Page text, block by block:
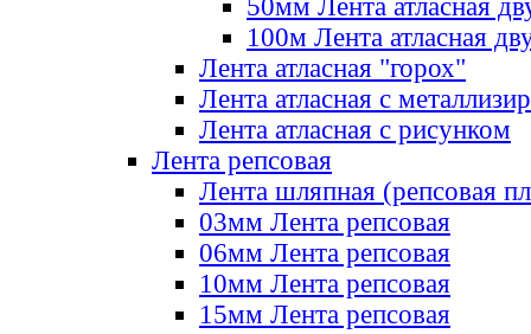
50мм Лента атласная
100м Лента атласная
Лента атласная "горох"
Лента атласная с
Лента атласная с рисунком
Лента репсовая
Лента шляпная (репсовая
03мм Лента репсовая
06мм Лента репсовая
10мм Лента репсовая
15мм Лента репсовая